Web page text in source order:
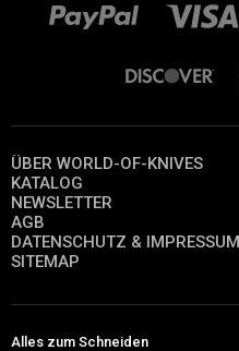
ÜBER WORLD-OF-KNIVES
KATALOG
NEWSLETTER
AGB
DATENSCHUTZ & IMPRESSUM
SITEMAP
Alles zum Schneiden